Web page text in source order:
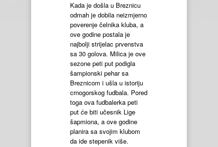
Kada je došla u Breznicu
odmah je dobila neizmjerno
poverenje čelnika kluba, a
ove godine postala je
najbolji strijelac prvenstva
sa 30 golova. Milica je ove
sezone peti put podigla
šampionski pehar sa
Breznicom i ušla u istoriju
crnogorskog fudbala. Pored
toga ova fudbalerka peti
put će biti učesnik Lige
šapmiona, a ove godine
planira sa svojim klubom
da ide stepenik više.